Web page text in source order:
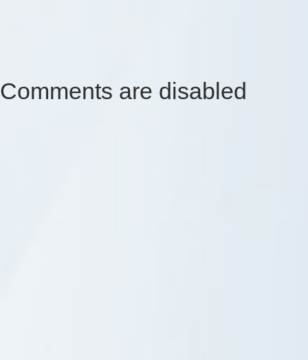
Comments are disabled